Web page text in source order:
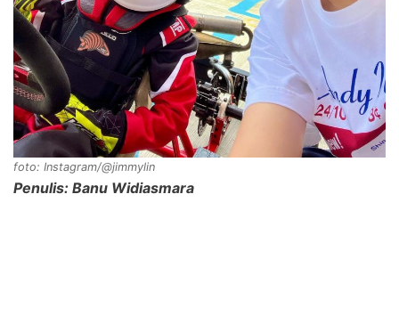
foto: Instagram/@jimmylin
Penulis: Banu Widiasmara